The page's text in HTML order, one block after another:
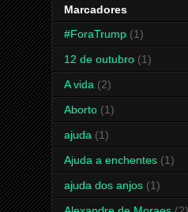
Marcadores
#ForaTrump (1)
12 de outubro (1)
A vida (2)
Aborto (1)
ajuda (1)
Ajuda a enchentes (1)
ajuda dos anjos (1)